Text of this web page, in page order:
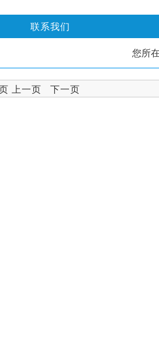
联系我们
您所
上一页 下一页